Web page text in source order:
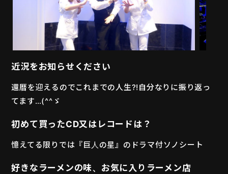
近況をお知らせください
還暦を迎えるのでこれまでの人生?!自分なりに振り返っ
てます…(^^ゞ
初めて買ったCD又はレコードは？
憶えてる限りでは『巨人の星』のドラマ付ソノシート
好きなラーメンの味、お気に入りラーメン店